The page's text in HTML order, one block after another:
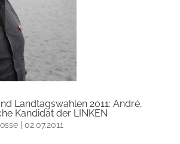
Landtagswahlen 2011: André,
Kandidat der LINKEN
| 02.07.2011